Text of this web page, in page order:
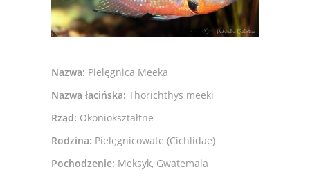
Nazwa: Pielęgnica Meeka
Nazwa łacińska: Thorichthys meeki
Rząd: Okoniokształtne
Rodzina: Pielęgnicowate (Cichlidae)
Pochodzenie: Meksyk, Gwatemala